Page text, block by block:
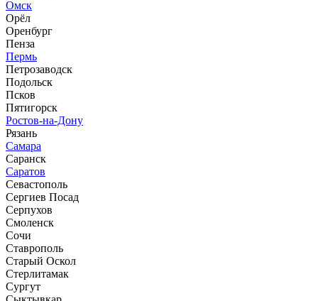
Омск
Орёл
Оренбург
Пенза
Пермь
Петрозаводск
Подольск
Псков
Пятигорск
Ростов-на-Дону
Рязань
Самара
Саранск
Саратов
Севастополь
Сергиев Посад
Серпухов
Смоленск
Сочи
Ставрополь
Старый Оскол
Стерлитамак
Сургут